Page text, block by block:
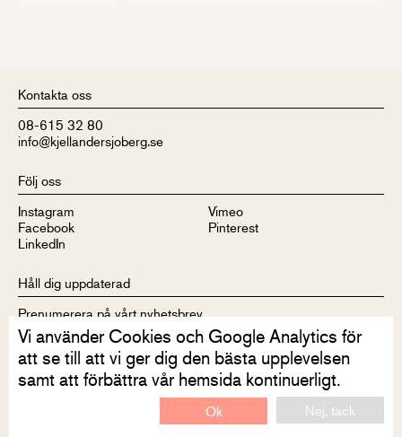
Kontakta oss
08-615 32 80
info@kjellandersjoberg.se
Följ oss
Instagram
Facebook
LinkedIn
Vimeo
Pinterest
Håll dig uppdaterad
Prenumerera på vårt nyhetsbrev
Integritetsriktlinjer Kontakt
Vi använder Cookies och Google Analytics för
att se till att vi ger dig den bästa upplevelsen
samt att förbättra vår hemsida kontinuerligt.
Ok Nej, tack